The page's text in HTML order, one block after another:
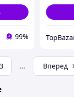
99%
3 ... Вперед